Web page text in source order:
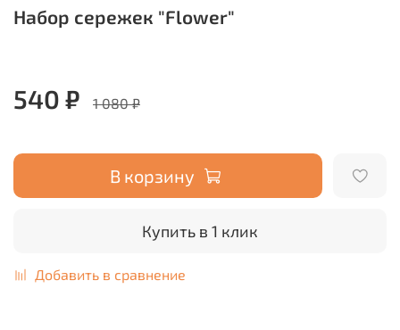
Набор сережек "Flower"
540 ₽ 1 080 ₽
В корзину
Купить в 1 клик
Добавить в сравнение